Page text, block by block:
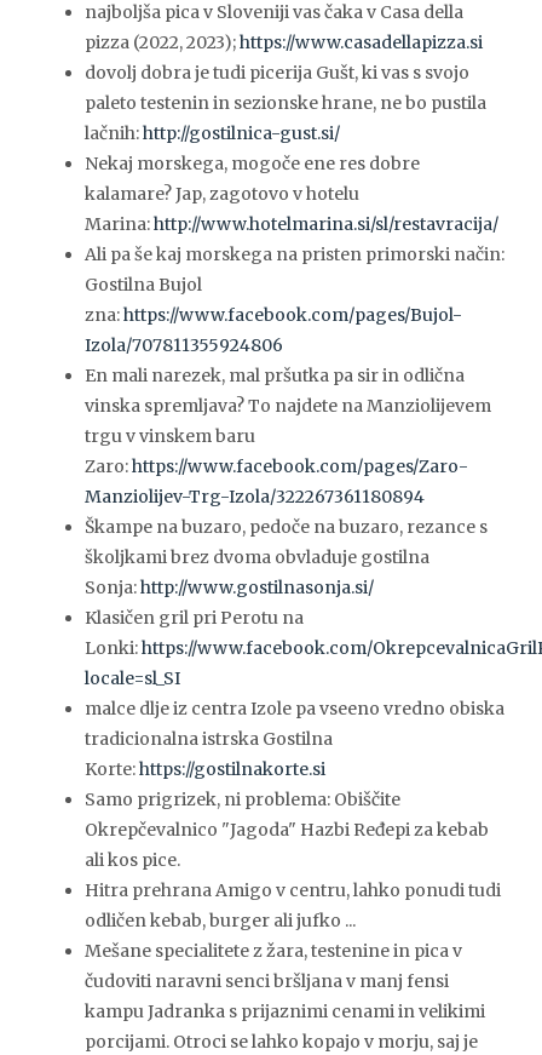
najboljša pica v Sloveniji vas čaka v Casa della
pizza (2022, 2023);https://www.casadellapizza.si
dovolj dobra je tudi picerija Gušt, ki vas s svojo
paleto testenin in sezionske hrane, ne bo pustila
lačnih:http://gostilnica-gust.si/
Nekaj morskega, mogoče ene res dobre
kalamare? Jap, zagotovo v hotelu
Marina:http://www.hotelmarina.si/sl/restavracija/
Ali pa še kaj morskega na pristen primorski način:
Gostilna Bujol
zna:https://www.facebook.com/pages/Bujol-
Izola/707811355924806
En mali narezek, mal pršutka pa sir in odlična
vinska spremljava? To najdete na Manziolijevem
trgu v vinskem baru
Zaro:https://www.facebook.com/pages/Zaro-
Manziolijev-Trg-Izola/322267361180894
Škampe na buzaro, pedoče na buzaro, rezance s
školjkami brez dvoma obvladuje gostilna
Sonja:http://www.gostilnasonja.si/
Klasičen gril pri Perotu na
Lonki:https://www.facebook.com/
locale=sl_SI
malce dlje iz centra Izole pa vseeno vredno obiska
tradicionalna istrska Gostilna
Korte:https://gostilnakorte.si
Samo prigrizek, ni problema: Obiščite
Okrepčevalnico "Jagoda" Hazbi Ređepi za kebab
ali kos pice.
Hitra prehrana Amigo v centru, lahko ponudi tudi
odličen kebab, burger ali jufko ...
Mešane specialitete z žara, testenine in pica v
čudoviti naravni senci bršljana v manj fensi
kampu Jadranka s prijaznimi cenami in velikimi
porcijami. Otroci se lahko kopajo v morju, saj je